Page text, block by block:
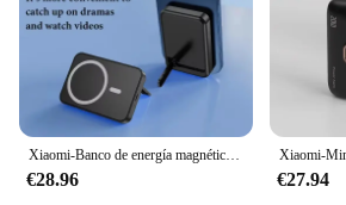
Xiaomi-Banco de energía magnético inalámbrico para móvil, soporte plegable de carga rápida, fuente de alimentación externa portátil para Iphone, 50000mAh
€28.96 €27.94